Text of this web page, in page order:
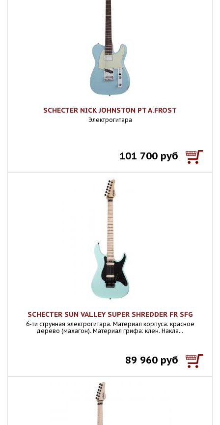
SCHECTER NICK JOHNSTON PT A.FROST
Электрогитара
101 700 руб
SCHECTER SUN VALLEY SUPER SHREDDER FR SFG
6-ти струнная электрогитара. Материал корпуса: красное
дерево (махагон). Материал грифа: клен. Накла...
89 960 руб